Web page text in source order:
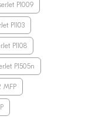
P1009
P1103
P1108
P1505n
MFP